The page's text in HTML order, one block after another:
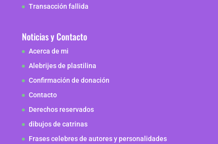
Transacción fallida
Noticias y Contacto
Acerca de mi
Alebrijes de plastilina
Confirmación de donación
Contacto
Derechos reservados
dibujos de catrinas
Frases celebres de autores y personalidades